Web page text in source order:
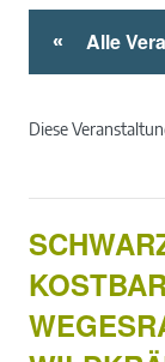
« Alle
Diese